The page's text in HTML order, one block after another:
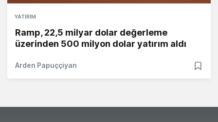
YATIRIM
Ramp, 22,5 milyar dolar değerleme
üzerinden 500 milyon dolar yatırım aldı
Arden Papuççiyan